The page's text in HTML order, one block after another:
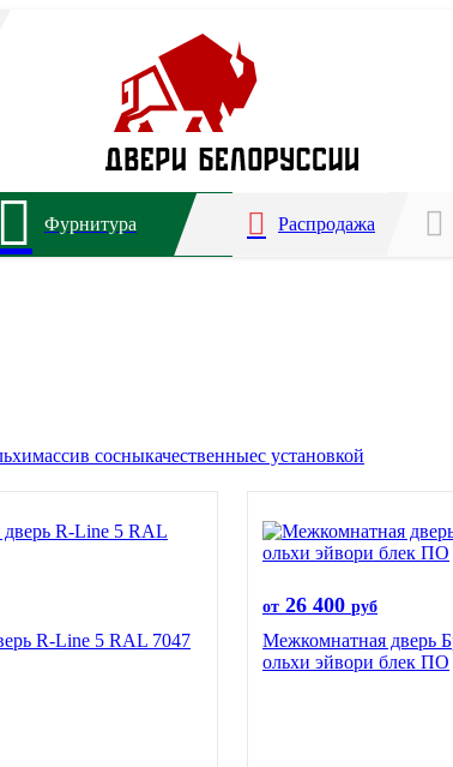
Фурнитура Распродажа
массив сосныкачественныес установкой
R-Line 5 RAL 7047
от 26 400 руб
Межкомнатная дверь
ольхи эйвори блек ПО